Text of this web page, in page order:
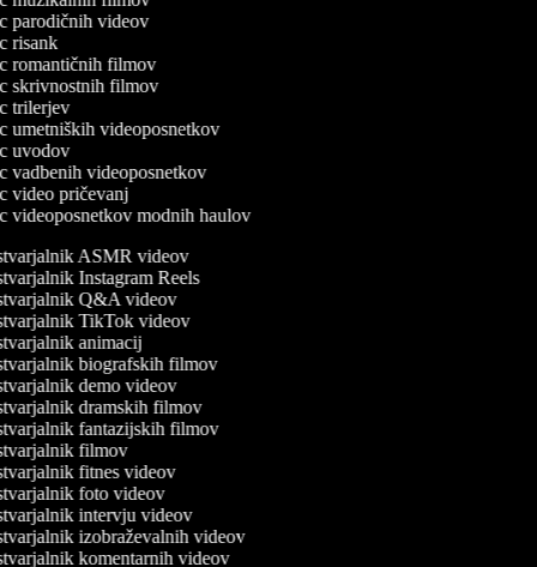
parodičnih videov
risank
romantičnih filmov
skrivnostnih filmov
trilerjev
umetniških videoposnetkov
uvodov
vadbenih videoposnetkov
video pričevanj
videoposnetkov modnih haulov
ASMR videov
Instagram Reels
Q&A videov
TikTok videov
animacij
biografskih filmov
demo videov
dramskih filmov
fantazijskih filmov
filmov
fitnes videov
foto videov
intervju videov
izobraževalnih videov
komentarnih videov